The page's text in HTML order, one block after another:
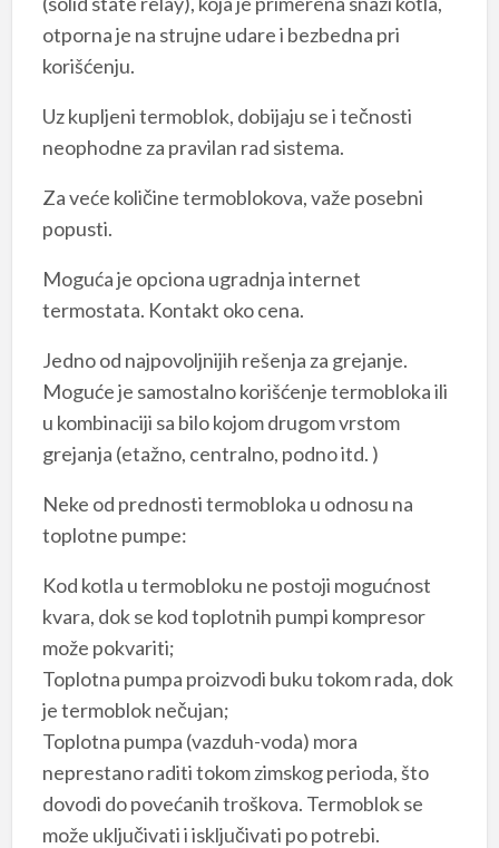
otporna je na strujne udare i bezbedna pri
korišćenju.
Uz kupljeni termoblok, dobijaju se i tečnosti
neophodne za pravilan rad sistema.
Za veće količine termoblokova, važe posebni
popusti.
Moguća je opciona ugradnja internet
termostata. Kontakt oko cena.
Jedno od najpovoljnijih rešenja za grejanje.
Moguće je samostalno korišćenje termobloka ili
u kombinaciji sa bilo kojom drugom vrstom
grejanja (etažno, centralno, podno itd. )
Neke od prednosti termobloka u odnosu na
toplotne pumpe:
Kod kotla u termobloku ne postoji mogućnost
kvara, dok se kod toplotnih pumpi kompresor
može pokvariti;
Toplotna pumpa proizvodi buku tokom rada, dok
je termoblok nečujan;
Toplotna pumpa (vazduh-voda) mora
neprestano raditi tokom zimskog perioda, što
dovodi do povećanih troškova. Termoblok se
može uključivati i isključivati po potrebi.